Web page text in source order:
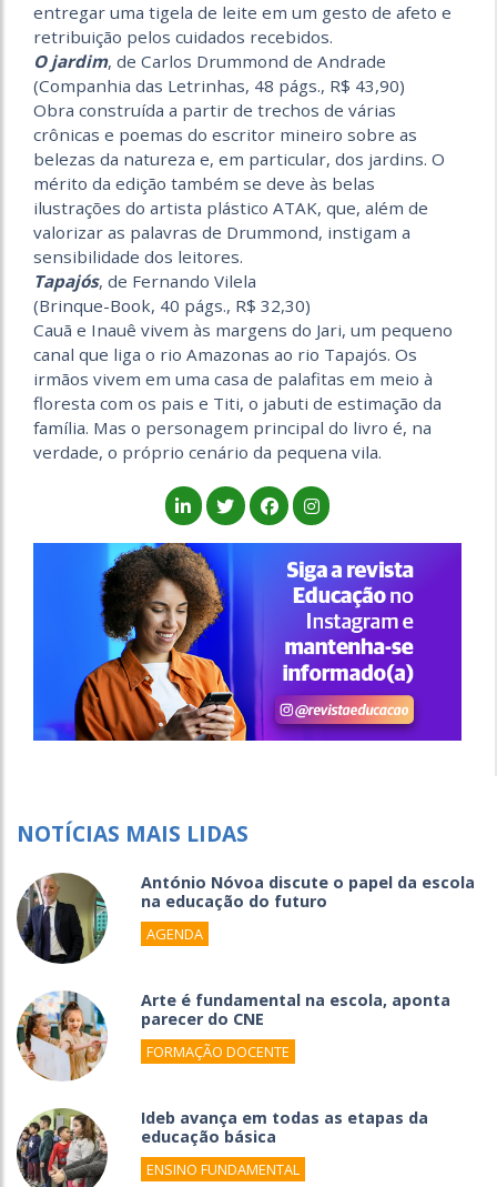
entregar uma tigela de leite em um gesto de afeto e
retribuição pelos cuidados recebidos.
O jardim, de Carlos Drummond de Andrade
(Companhia das Letrinhas, 48 págs., R$ 43,90)
Obra construída a partir de trechos de várias
crônicas e poemas do escritor mineiro sobre as
belezas da natureza e, em particular, dos jardins. O
mérito da edição também se deve às belas
ilustrações do artista plástico ATAK, que, além de
valorizar as palavras de Drummond, instigam a
sensibilidade dos leitores.
Tapajós, de Fernando Vilela
(Brinque-Book, 40 págs., R$ 32,30)
Cauã e Inauê vivem às margens do Jari, um pequeno
canal que liga o rio Amazonas ao rio Tapajós. Os
irmãos vivem em uma casa de palafitas em meio à
floresta com os pais e Titi, o jabuti de estimação da
família. Mas o personagem principal do livro é, na
verdade, o próprio cenário da pequena vila.
NOTÍCIAS MAIS LIDAS
António Nóvoa discute o papel da escola
na educação do futuro
AGENDA
Arte é fundamental na escola, aponta
parecer do CNE
FORMAÇÃO DOCENTE
Ideb avança em todas as etapas da
educação básica
ENSINO FUNDAMENTAL